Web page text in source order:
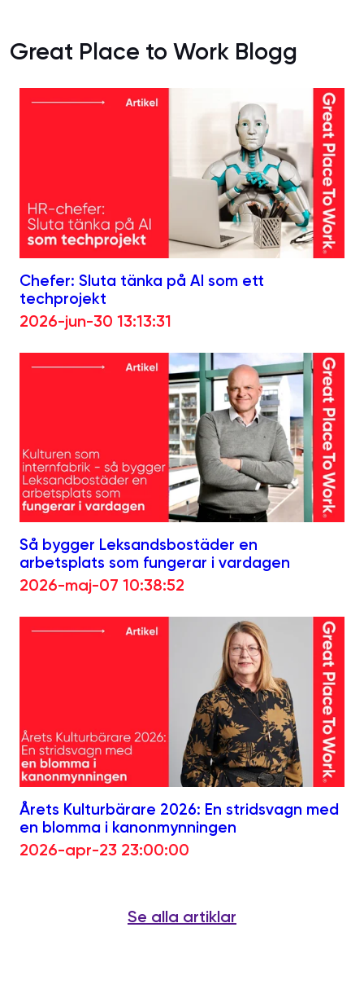
Great Place to Work Blogg
Chefer: Sluta tänka på AI som ett
techprojekt
2026-jun-30 13:13:31
Så bygger Leksandsbostäder en
arbetsplats som fungerar i vardagen
2026-maj-07 10:38:52
Årets Kulturbärare 2026: En stridsvagn med
en blomma i kanonmynningen
2026-apr-23 23:00:00
Se alla artiklar